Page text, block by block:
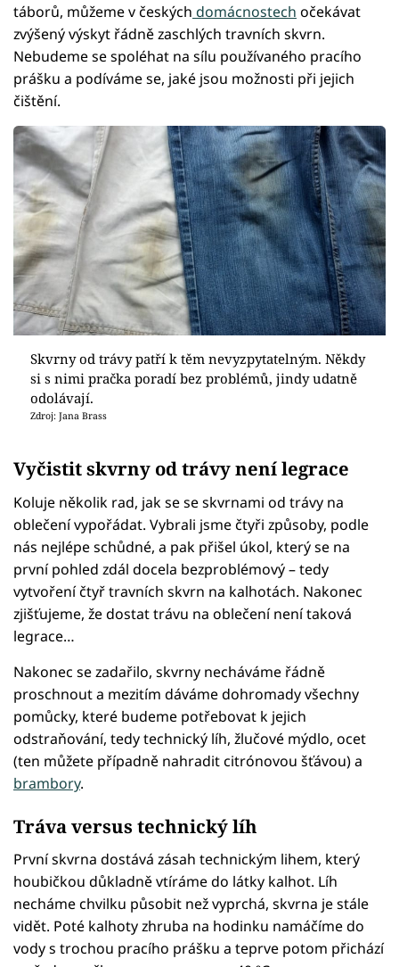
táborů, můžeme v českých domácnostech očekávat
zvýšený výskyt řádně zaschlých travních skvrn.
Nebudeme se spoléhat na sílu používaného pracího
prášku a podíváme se, jaké jsou možnosti při jejich
čištění.
Skvrny od trávy patří k těm nevyzpytatelným. Někdy
si s nimi pračka poradí bez problémů, jindy udatně
odolávají.
Zdroj: Jana Brass
Vyčistit skvrny od trávy není legrace
Koluje několik rad, jak se se skvrnami od trávy na
oblečení vypořádat. Vybrali jsme čtyři způsoby, podle
nás nejlépe schůdné, a pak přišel úkol, který se na
první pohled zdál docela bezproblémový – tedy
vytvoření čtyř travních skvrn na kalhotách. Nakonec
zjišťujeme, že dostat trávu na oblečení není taková
legrace…
Nakonec se zadařilo, skvrny necháváme řádně
proschnout a mezitím dáváme dohromady všechny
pomůcky, které budeme potřebovat k jejich
odstraňování, tedy technický líh, žlučové mýdlo, ocet
(ten můžete případně nahradit citrónovou šťávou) a
brambory.
Tráva versus technický líh
První skvrna dostává zásah technickým lihem, který
houbičkou důkladně vtíráme do látky kalhot. Líh
necháme chvilku působit než vyprchá, skvrna je stále
vidět. Poté kalhoty zhruba na hodinku namáčíme do
vody s trochou pracího prášku a teprve potom přichází